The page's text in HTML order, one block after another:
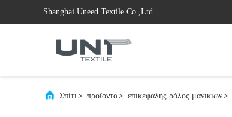
Shanghai Uneed Textile Co.,Ltd
Σπίτι> προϊόντα> επικεφαλής ρόλος μανικιών>